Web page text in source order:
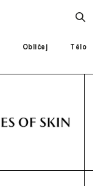
Obličej Tělo